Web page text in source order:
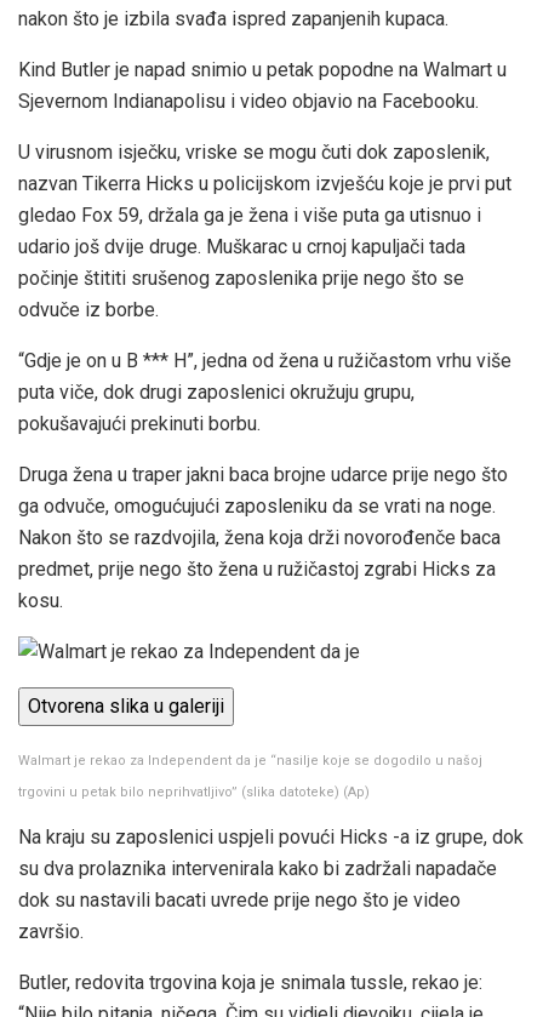
nakon što je izbila svađa ispred zapanjenih kupaca.
Kind Butler je napad snimio u petak popodne na Walmart u
Sjevernom Indianapolisu i video objavio na Facebooku.
U virusnom isječku, vriske se mogu čuti dok zaposlenik,
nazvan Tikerra Hicks u policijskom izvješću koje je prvi put
gledao Fox 59, držala ga je žena i više puta ga utisnuo i
udario još dvije druge. Muškarac u crnoj kapuljači tada
počinje štititi srušenog zaposlenika prije nego što se
odvuče iz borbe.
“Gdje je on u B *** H”, jedna od žena u ružičastom vrhu više
puta viče, dok drugi zaposlenici okružuju grupu,
pokušavajući prekinuti borbu.
Druga žena u traper jakni baca brojne udarce prije nego što
ga odvuče, omogućujući zaposleniku da se vrati na noge.
Nakon što se razdvojila, žena koja drži novorođenče baca
predmet, prije nego što žena u ružičastoj zgrabi Hicks za
kosu.
Otvorena slika u galeriji
Walmart je rekao za Independent da je “nasilje koje se dogodilo u našoj
trgovini u petak bilo neprihvatljivo” (slika datoteke) (Ap)
Na kraju su zaposlenici uspjeli povući Hicks -a iz grupe, dok
su dva prolaznika intervenirala kako bi zadržali napadače
dok su nastavili bacati uvrede prije nego što je video
završio.
Butler, redovita trgovina koja je snimala tussle, rekao je: